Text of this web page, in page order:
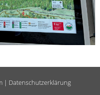
| Datenschutzerklärung